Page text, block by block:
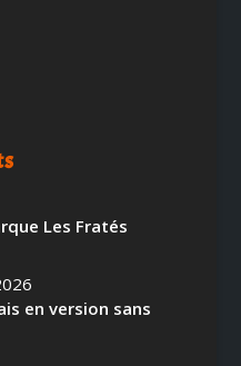
Les Fratés
en version sans